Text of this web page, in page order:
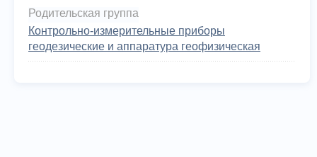
Родительская группа
Контрольно-измерительные приборы
геодезические и аппаратура геофизическая